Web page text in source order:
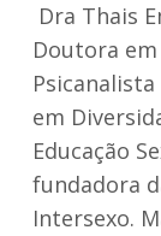
Dra Thais
Doutora em
em
Educação
fundadora
Intersexo.